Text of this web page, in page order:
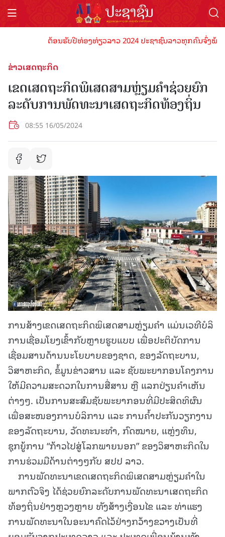
ຕ້ອນຮັບປີທ່ອງທ່ຽວລາວ 2024 ປະຊາຊົນລາວທຸກຄົນຈົ່ງພ້ອ
ຂ່າວເສດຖະກິດ
ເຂດເສດຖະກິດພິເສດສາມຫຼ່ຽມຄໍາຊ່ວຍຍົກ
ລະດັບການພັດທະນາເສດຖະກິດທ້ອງຖິ່ນ
08:55 16/05/2024
ການສ້າງເຂດເສດຖະກິດພິເສດສາມຫຼ່ຽມຄໍາ ແມ່ນເວທີບໍລິ
ການເຊື່ອມໂຍງເຂົ້າກັບຫຼາຍຮູບແບບ ເພື່ອປະຕິບັດການ
ເຊື່ອມສານດ້ານນະໂຍບາຍຂອງຊາດ, ຂອງລັດຖະບານ,
ວິສາຫະກິດ, ຂໍ້ມູນຂ່າວສານ ແລະ ຊັບພະຍາກອນໂຄງການ
ໃຫ້ມີຄວາມສະດວກໃນການສື່ສານ ຫຼື ແລກປ່ຽນຄໍາເຫັນ
ຕ່າງໆ. ເປັນການສະສົມຊັບພະຍາກອນທີ່ມີປະສິດທິຜົນ
ເພື່ອສະໜອງການບໍລິການ ແລະ ການຄໍ້າປະກັນວຽກງານ
ຂອງລັດຖະບານ, ວັດທະນະທໍາ, ກົດໝາຍ, ແຫຼ່ງທຶນ,
ຊຸກຍູ້ການ “ກ້າວໄປສູ່ໂລກພາຍນອກ” ຂອງວິສາຫະກິດໃນ
ການຮ່ວມມືດ້ານຕ່າງໆກັບ ສປປ ລາວ.
ການພັດທະນາເຂດເສດຖະກິດພິເສດສາມຫຼ່ຽມຄໍາໃນ
ພາກຕົວຈິງ ໄດ້ຊ່ວຍຍົກລະດັບການພັດທະນາເສດຖະກິດ
ທ້ອງຖິ່ນຢ່າງຫຼວງຫຼາຍ ທັງສ້າງເງື່ອນໄຂ ແລະ ທ່າແຮງ
ການພັດທະນາໃນອະນາຄົດໄວ້ຢ່າງກວ້າງຂວາງເປັນທີ່